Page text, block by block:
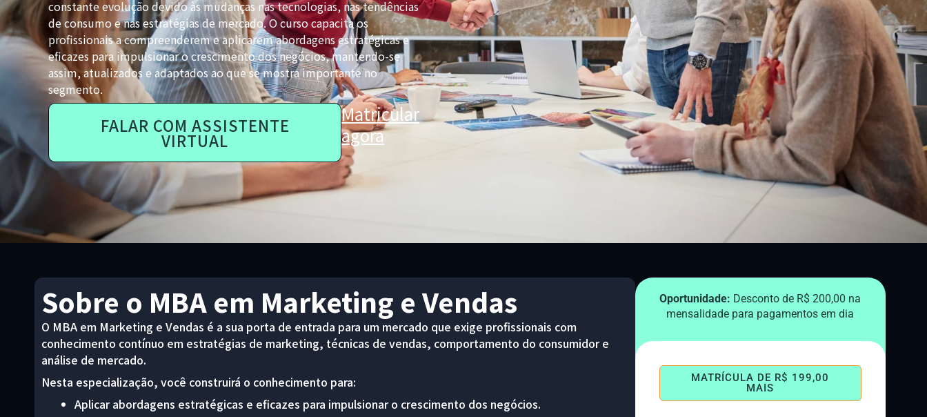
constante evolução devido às mudanças nas tecnologias, nas tendências
de consumo e nas estratégias de mercado. O curso capacita os
profissionais a compreenderem e aplicarem abordagens estratégicas e
eficazes para impulsionar o crescimento dos negócios, mantendo-se
assim, atualizados e adaptados ao que se mostra importante no
segmento.
FALAR COM ASSISTENTE
VIRTUAL
Matricular
agora
Sobre o MBA em Marketing e Vendas
O MBA em Marketing e Vendas é a sua porta de entrada para um mercado que exige profissionais com
conhecimento contínuo em estratégias de marketing, técnicas de vendas, comportamento do consumidor e
análise de mercado.
Nesta especialização, você construirá o conhecimento para:
Aplicar abordagens estratégicas e eficazes para impulsionar o crescimento dos negócios.
Oportunidade: Desconto de R$ 200,00 na
mensalidade para pagamentos em dia
MATRÍCULA DE R$ 199,00
MAIS